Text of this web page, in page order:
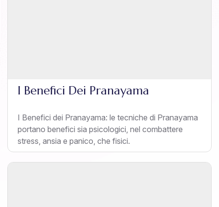
I Benefici Dei Pranayama
I Benefici dei Pranayama: le tecniche di Pranayama
portano benefici sia psicologici, nel combattere
stress, ansia e panico, che fisici.